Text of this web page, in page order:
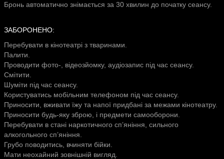
Бронь автоматично знімається за 30 хвилин до початку сеансу.
ЗАБОРОНЕНО:
Перебувати в кінотеатрі з тваринами.
Палити.
Проводити фото-, відеозйомку, аудіозапис під час сеансу.
Смітити.
Шуміти під час сеансу.
Користуватись мобільним телефоном під час сеансу.
Приносити, вживати їжу та напої придбані за межами кінотеатру.
Приносити будь-яку зброю, і предмети самооборони.
Перебувати в стані наркотичного сп’яніння, сильного
алкогольного сп’яніння.
Грубо поводитись, вчиняти бійки.
Мати неохайний зовнішній вигляд.